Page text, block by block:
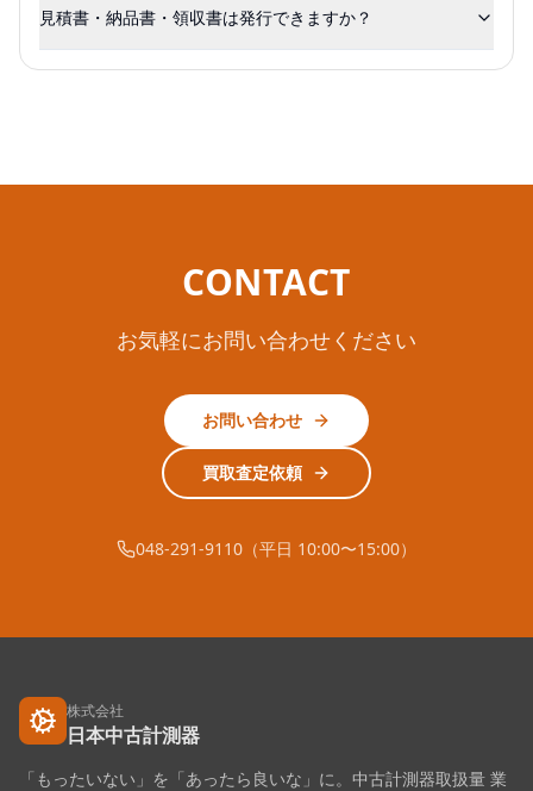
見積書・納品書・領収書は発行できますか？
CONTACT
お気軽にお問い合わせください
お問い合わせ
買取査定依頼
048-291-9110（平日 10:00〜15:00）
株式会社
日本中古計測器
「もったいない」を「あったら良いな」に。中古計測器取扱量 業